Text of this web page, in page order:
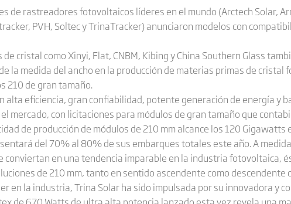
de rastreadores fotovoltaicos líderes en el mundo (Arctech Solar,
PVH, Soltec y TrinaTracker) anunciaron modelos con
cristal como Xinyi, Flat, CNBM, Kibing y China Southern Glass
la medida del ancho en la producción de materias primas de cristal
210 de gran tamaño.
alta eficiencia, gran confiabilidad, potente generación de energía y
mercado, con licitaciones para módulos de gran tamaño que
de producción de módulos de 210 mm alcance los 120 Gigawatts
del 70% al 80% de sus embarques totales este año. A
conviertan en una tendencia imparable en la industria fotovoltaica,
de 210 mm, tanto en sentido ascendente como descendente
en la industria, Trina Solar ha sido impulsada por su innovadora y